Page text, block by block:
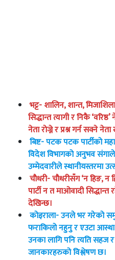
भट्ट- शालिन, शान्त,
सिद्धान्त त्यागी र निकै
नेता राेज्ने र प्रश्न गर्न सक्ने
बिष्ट- पटक पटक पार्टीको
विदेश विभागको अनुभव
उम्मेदवारीले स्थानीयस्तरमा
चाैधरी- चाैधरीसँग ‘न हिङ,
पार्टी न त माओवादी सिद्धान्त
देखिन्छ।
कोइराला- उनले भर गरेको
फराकिलो नहुनु र एउटा आस्था
उनका लागि पनि त्यति सहज
जानकारहरुको विश्लेषण छ।